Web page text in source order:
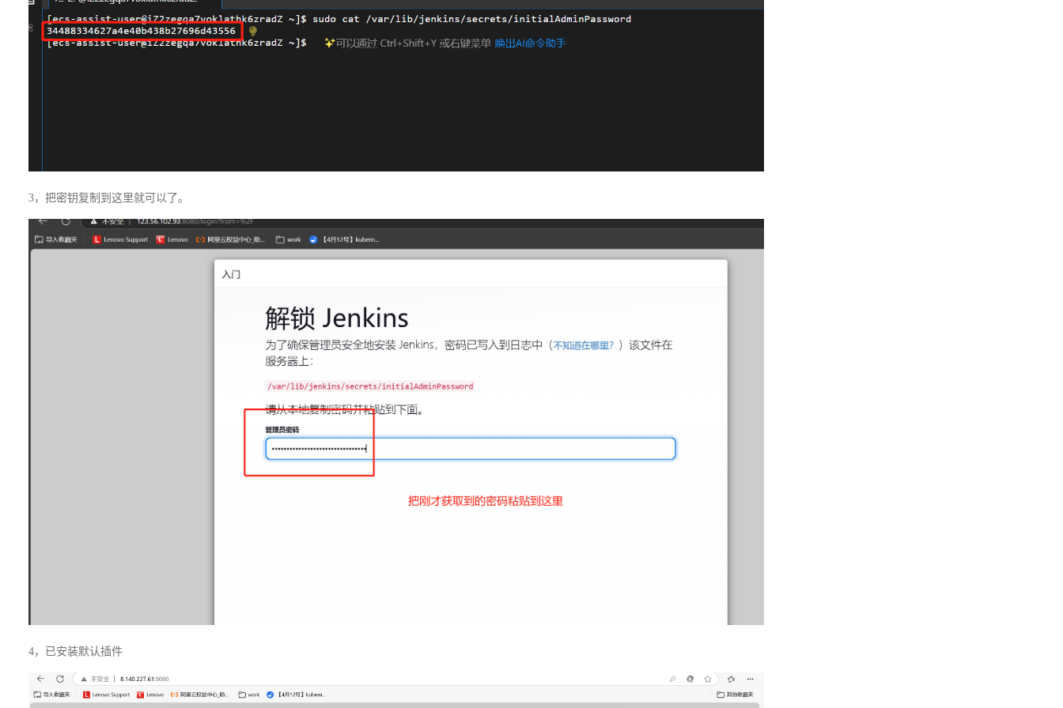
3，把密钥复制到这里就可以了。
4，已安装默认插件